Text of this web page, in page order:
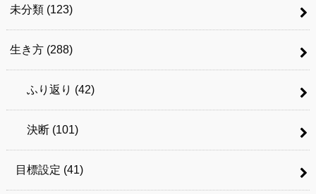
未分類 (123)
生き方 (288)
ふり返り (42)
決断 (101)
目標設定 (41)